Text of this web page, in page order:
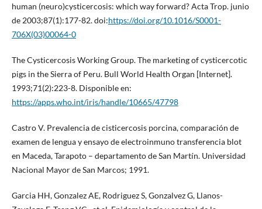
human (neuro)cysticercosis: which way forward? Acta Trop. junio
de 2003;87(1):177-82. doi:https://doi.org/10.1016/S0001-
706X(03)00064-0
The Cysticercosis Working Group. The marketing of cysticercotic
pigs in the Sierra of Peru. Bull World Health Organ [Internet].
1993;71(2):223-8. Disponible en:
https://apps.who.int/iris/handle/10665/47798
Castro V. Prevalencia de cisticercosis porcina, comparación de
examen de lengua y ensayo de electroinmuno transferencia blot
en Maceda, Tarapoto – departamento de San Martín. Universidad
Nacional Mayor de San Marcos; 1991.
Garcia HH, Gonzalez AE, Rodriguez S, Gonzalvez G, Llanos-